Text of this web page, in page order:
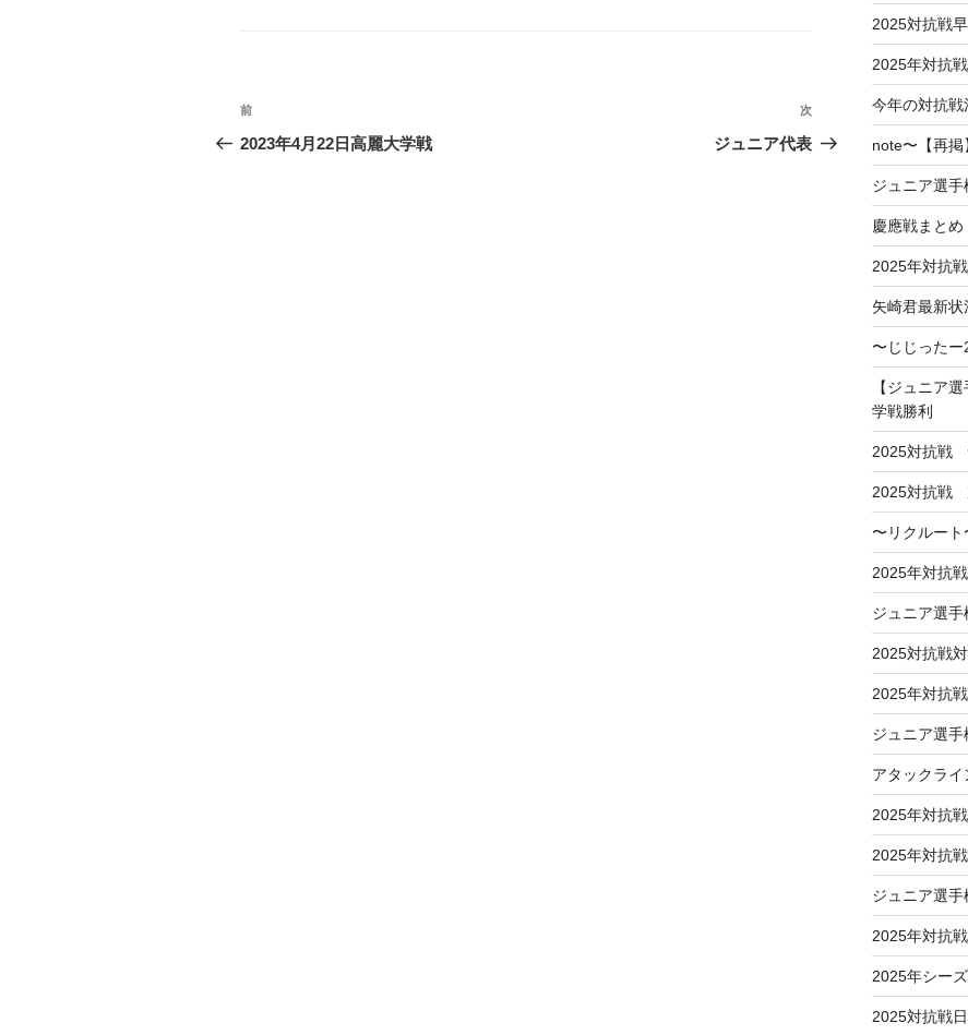
投
稿
前
の
前
2023年4月22日高麗大学戦
次
の
次
ジュニア代表
2025対抗戦
2025年対抗
今年の対抗戦
note〜【再
ジュニア選
慶應戦まとめ
2025年対抗
矢崎君最新状
〜じじった
【ジュニア
学戦勝利
2025対抗戦
2025対抗戦
〜リクルー
2025年対抗
ジュニア選
2025対抗戦
2025年対抗
ジュニア選
アタックライ
2025年対抗
2025年対抗
ジュニア選
2025年対抗
2025年シー
2025対抗戦